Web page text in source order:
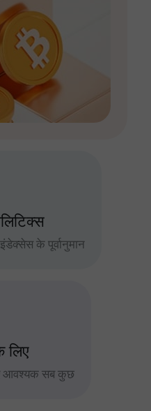
के पूर्वानुमान
लिए
आवश्यक सब कुछ